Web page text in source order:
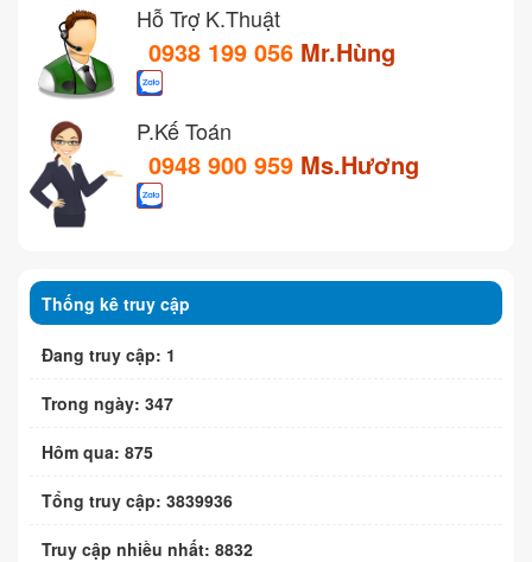
Hỗ Trợ K.Thuật
0938 199 056 Mr.Hùng
P.Kế Toán
0948 900 959 Ms.Hương
Thống kê truy cập
Đang truy cập: 1
Trong ngày: 347
Hôm qua: 875
Tổng truy cập: 3839936
Truy cập nhiều nhất: 8832